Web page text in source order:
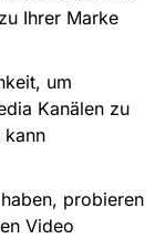
Ihrer Marke
um
Kanälen zu
kann
probieren
Video